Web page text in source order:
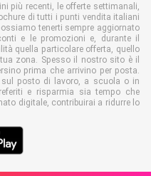
più recenti, le offerte settimanali,
di tutti i punti vendita italiani
tenerti sempre aggiornato
e le promozioni e, durante il
quella particolare offerta, quello
zona. Spesso il nostro sito è il
prima che arrivino per posta.
sul posto di lavoro, a scuola o in
e risparmia sia tempo che
digitale, contribuirai a ridurre lo